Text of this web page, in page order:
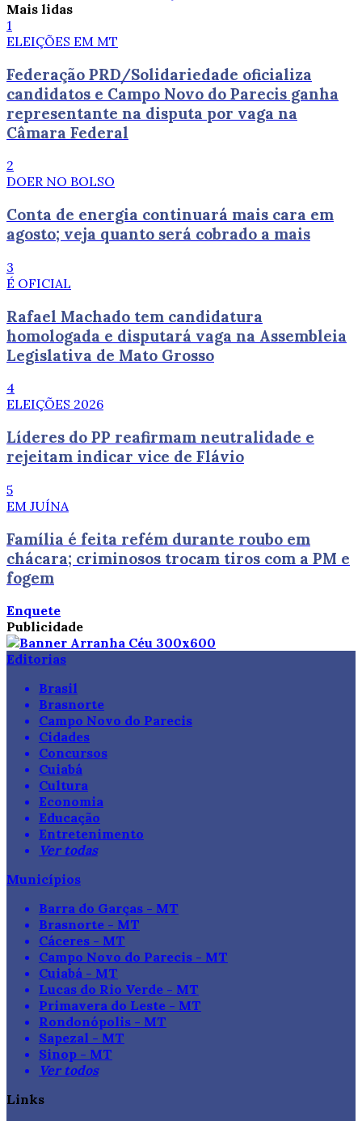
Mais lidas
1
ELEIÇÕES EM MT
Federação PRD/Solidariedade oficializa
candidatos e Campo Novo do Parecis ganha
representante na disputa por vaga na
Câmara Federal
2
DOER NO BOLSO
Conta de energia continuará mais cara em
agosto; veja quanto será cobrado a mais
3
É OFICIAL
Rafael Machado tem candidatura
homologada e disputará vaga na Assembleia
Legislativa de Mato Grosso
4
ELEIÇÕES 2026
Líderes do PP reafirmam neutralidade e
rejeitam indicar vice de Flávio
5
EM JUÍNA
Família é feita refém durante roubo em
chácara; criminosos trocam tiros com a PM e
fogem
Enquete
Publicidade
Editorias
Brasil
Brasnorte
Campo Novo do Parecis
Cidades
Concursos
Cuiabá
Cultura
Economia
Educação
Entretenimento
Ver todas
Municípios
Barra do Garças - MT
Brasnorte - MT
Cáceres - MT
Campo Novo do Parecis - MT
Cuiabá - MT
Lucas do Rio Verde - MT
Primavera do Leste - MT
Rondonópolis - MT
Sapezal - MT
Sinop - MT
Ver todos
Links